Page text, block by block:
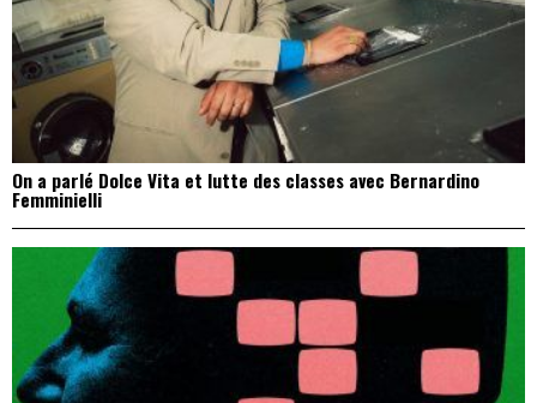
On a parlé Dolce Vita et lutte des classes avec Bernardino
Femminielli